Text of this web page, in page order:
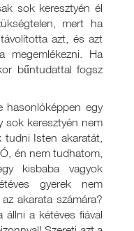
sok keresztyén él
mert ha
azt, és azt
Ha
bűntudattal fogsz
hasonlóképpen egy
sok keresztyén nem
tudni Isten akaratát,
én nem tudhatom,
kisbaba vagyok
gyerek nem
akarata számára?
a kétéves fiával